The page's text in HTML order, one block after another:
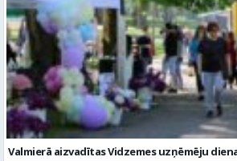
Valmierā aizvadītas Vidzemes uzņēmēju